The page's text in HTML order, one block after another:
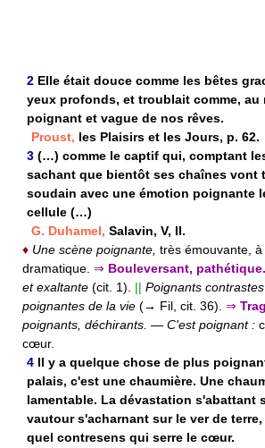
2 Elle était douce comme les bêtes
yeux profonds, et troublait comme, au
poignant et vague de nos rêves.
Proust, les Plaisirs et les Jours, p. 62.
3 (…) comme le captif qui, comptant
sachant que bientôt ses chaînes vont
soudain avec une émotion poignante
cellule (…)
G. Duhamel, Salavin, V, II.
♦ Une scène poignante, très émouvante,
dramatique. ⇒ Bouleversant, pathétique.
et exaltante (cit. 1). || Poignants contrastes
poignantes de la vie (→ Fil, cit. 36). ⇒
poignants, déchirants. — C'est poignant :
cœur.
4 Il y a quelque chose de plus
palais, c'est une chaumière. Une
lamentable. La dévastation s'abattant
vautour s'acharnant sur le ver de
quel contresens qui serre le cœur.